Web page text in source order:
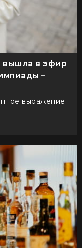
вышла в эфир
–
выражение